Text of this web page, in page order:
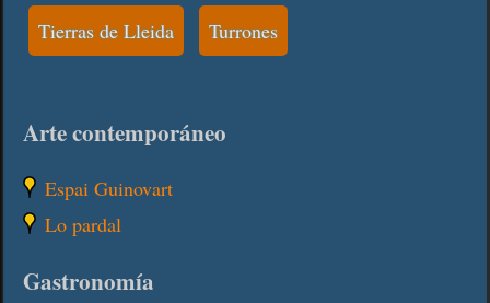
Tierras de Lleida Turrones
Arte contemporáneo
Espai Guinovart
Lo pardal
Gastronomía